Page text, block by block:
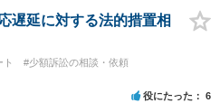
約は、売春防止法に抵触する契約
約として 民法上無効（民法９０
ない可能性が高いです。 ・相手の
対応可能なのか ⇒訴訟等の裁判上の
て相手方の住所・氏名を把握して
遅延に対する法的措置相
#少額訴訟の相談・依頼
役にたった 6